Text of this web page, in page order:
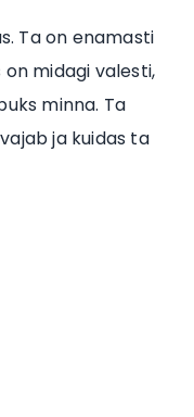
Ta on enamasti
on midagi valesti,
minna. Ta
ja kuidas ta